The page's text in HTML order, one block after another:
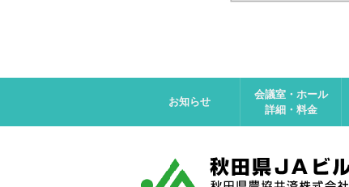
お知らせ
会議室・ホール
詳細・料金